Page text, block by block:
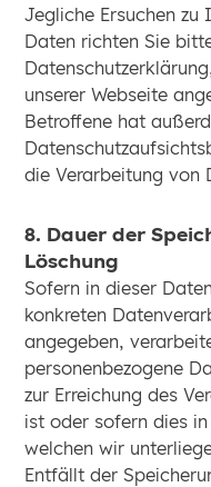
Jegliche Ersuchen zu
Daten richten Sie
unserer Webseite
Betroffene hat
die Verarbeitung von
8. Dauer der
Löschung
Sofern in dieser
konkreten
angegeben,
personenbezogene
zur Erreichung des
ist oder sofern dies
welchen wir
Entfällt der